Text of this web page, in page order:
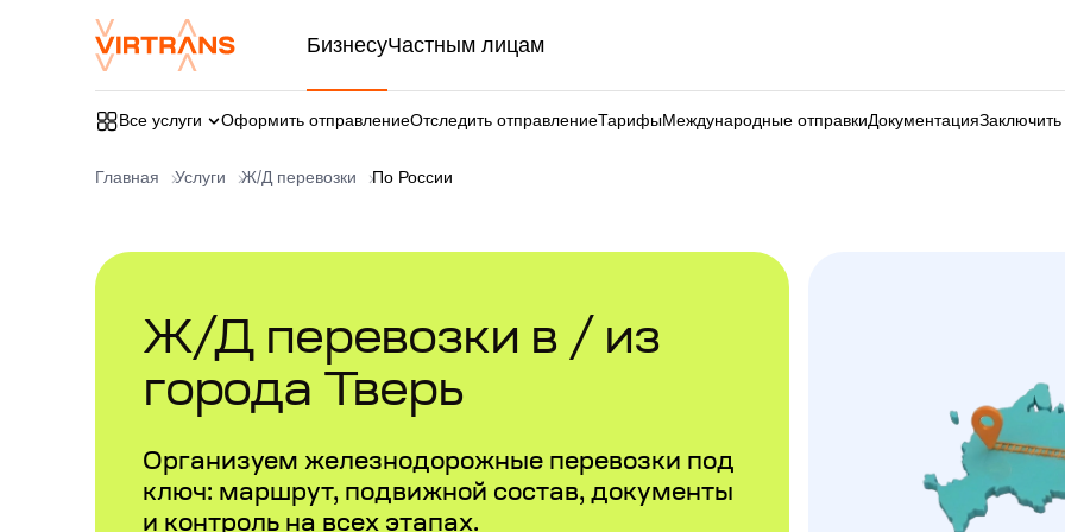
БизнесуЧастным лицам
Все услуги Оформить отправлениеОтследить отправлениеТарифыМеждународные отправкиДокументацияЗаключить
Главная Услуги Ж/Д перевозки По России
Ж/Д перевозки в / из
города Тверь
Организуем железнодорожные перевозки под
ключ: маршрут, подвижной состав, документы
и контроль на всех этапах.